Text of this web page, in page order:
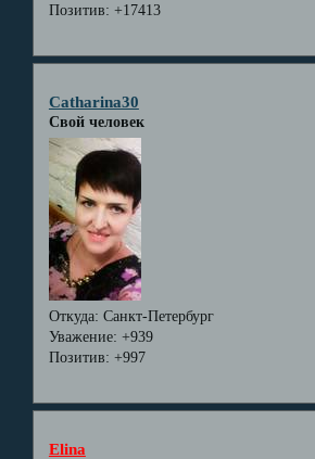
Позитив: +17413
Catharina30
Свой человек
Откуда: Санкт-Петербург
Уважение: +939
Позитив: +997
Elina